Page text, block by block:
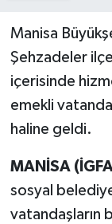
Manisa
Şehzadeler
içerisinde
emekli
haline geldi.
MANİSA
sosyal
vatandaşların